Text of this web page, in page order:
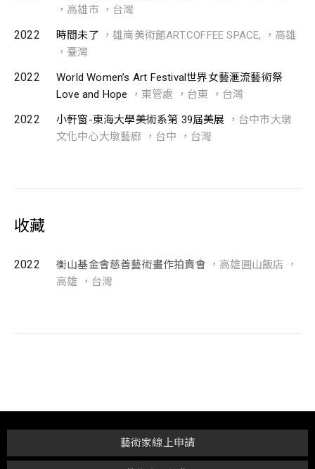
，高雄市 ，台灣
2022 時間未了 ，雄崗美術館ART.COFFEE SPACE, ，高雄
，臺灣
2022
World Women’s Art Festival世界女藝滙流藝術祭
Love and Hope
，東管處 ，台東 ，台灣
2022 小軒窗-東海大學美術系第 39屆美展 ，台中市大墩
文化中心大墩藝廊 ，台中 ，台灣
收藏
2022 衡山基金會慈善藝術畫作拍賣會 ，高雄圓山飯店 ，
高雄 ，台灣
藝術家線上申請